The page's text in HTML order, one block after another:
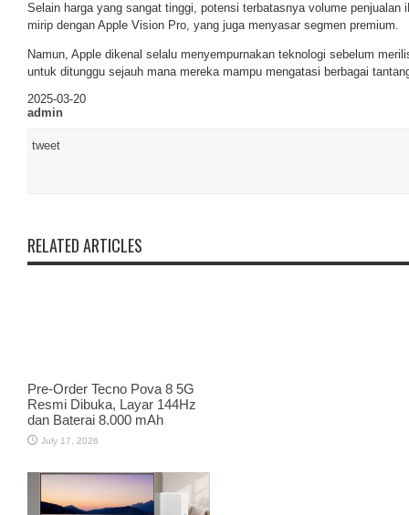
Selain harga yang sangat tinggi, potensi terbatasnya volume penjualan
mirip dengan Apple Vision Pro, yang juga menyasar segmen premium.
Namun, Apple dikenal selalu menyempurnakan teknologi sebelum
untuk ditunggu sejauh mana mereka mampu mengatasi berbagai
2025-03-20
admin
tweet
RELATED ARTICLES
Pre-Order Tecno Pova 8 5G
Resmi Dibuka, Layar 144Hz
dan Baterai 8.000 mAh
July 17, 2026